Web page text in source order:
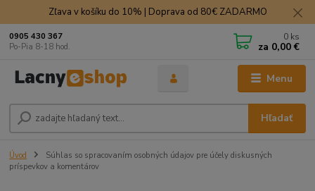
Zľava v košíku do 10% | Doprava od 80€ ZADARMO
Menu
Hľadať
0905 430 367
Po-Pia 8-18 hod.
0 ks
za 0,00 €
Úvod
Súhlas so spracovaním osobných údajov pre účely diskusných
príspevkov a komentárov